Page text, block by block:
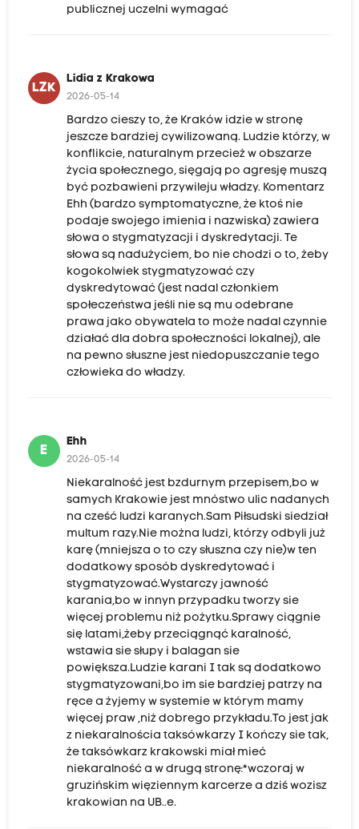
publicznej uczelni wymagać
LZK
Lidia z Krakowa
2026-05-14
Bardzo cieszy to, że Kraków idzie w stronę
jeszcze bardziej cywilizowaną. Ludzie którzy, w
konflikcie, naturalnym przecież w obszarze
życia społecznego, sięgają po agresję muszą
być pozbawieni przywileju władzy. Komentarz
Ehh (bardzo symptomatyczne, że ktoś nie
podaje swojego imienia i nazwiska) zawiera
słowa o stygmatyzacji i dyskredytacji. Te
słowa są nadużyciem, bo nie chodzi o to, żeby
kogokolwiek stygmatyzować czy
dyskredytować (jest nadal członkiem
społeczeństwa jeśli nie są mu odebrane
prawa jako obywatela to może nadal czynnie
działać dla dobra społeczności lokalnej), ale
na pewno słuszne jest niedopuszczanie tego
człowieka do władzy.
E
Ehh
2026-05-14
Niekaralność jest bzdurnym przepisem,bo w
samych Krakowie jest mnóstwo ulic nadanych
na cześć ludzi karanych.Sam Piłsudski siedział
multum razy.Nie można ludzi, którzy odbyli już
karę (mniejsza o to czy słuszna czy nie)w ten
dodatkowy sposób dyskredytować i
stygmatyzować.Wystarczy jawność
karania,bo w innyn przypadku tworzy sie
więcej problemu niż pożytku.Sprawy ciągnie
się latami,żeby przeciągnąć karalność,
wstawia sie słupy i balagan sie
powiększa.Ludzie karani I tak są dodatkowo
stygmatyzowani,bo im sie bardziej patrzy na
ręce a żyjemy w systemie w którym mamy
więcej praw ,niż dobrego przykładu.To jest jak
z niekaralnościa taksówkarzy I kończy sie tak,
że taksówkarz krakowski miał mieć
niekaralność a w drugą stronę:*wczoraj w
gruzińskim więziennym karcerze a dziś wozisz
krakowian na UB..e.